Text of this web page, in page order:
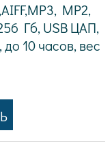
MP2,
Гб, USB ЦАП,
10 часов, вес